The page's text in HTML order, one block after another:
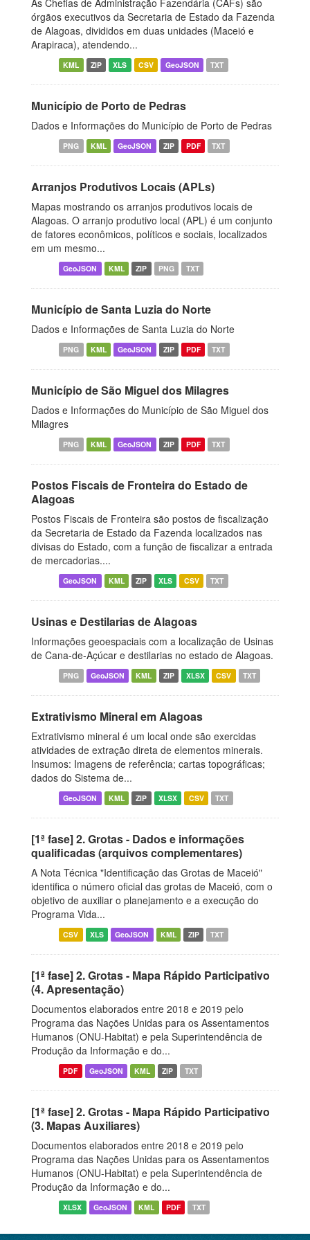
As Chefias de Administração Fazendária (CAFs) são
órgãos executivos da Secretaria de Estado da Fazenda
de Alagoas, divididos em duas unidades (Maceió e
Arapiraca), atendendo...
KML ZIP XLS CSV GeoJSON TXT
Município de Porto de Pedras
Dados e Informações do Município de Porto de Pedras
PNG KML GeoJSON ZIP PDF TXT
Arranjos Produtivos Locais (APLs)
Mapas mostrando os arranjos produtivos locais de
Alagoas. O arranjo produtivo local (APL) é um conjunto
de fatores econômicos, políticos e sociais, localizados
em um mesmo...
GeoJSON KML ZIP PNG TXT
Município de Santa Luzia do Norte
Dados e Informações de Santa Luzia do Norte
PNG KML GeoJSON ZIP PDF TXT
Município de São Miguel dos Milagres
Dados e Informações do Município de São Miguel dos
Milagres
PNG KML GeoJSON ZIP PDF TXT
Postos Fiscais de Fronteira do Estado de
Alagoas
Postos Fiscais de Fronteira são postos de fiscalização
da Secretaria de Estado da Fazenda localizados nas
divisas do Estado, com a função de fiscalizar a entrada
de mercadorias....
GeoJSON KML ZIP XLS CSV TXT
Usinas e Destilarias de Alagoas
Informações geoespaciais com a localização de Usinas
de Cana-de-Açúcar e destilarias no estado de Alagoas.
PNG GeoJSON KML ZIP XLSX CSV TXT
Extrativismo Mineral em Alagoas
Extrativismo mineral é um local onde são exercidas
atividades de extração direta de elementos minerais.
Insumos: Imagens de referência; cartas topográficas;
dados do Sistema de...
GeoJSON KML ZIP XLSX CSV TXT
[1ª fase] 2. Grotas - Dados e informações
qualificadas (arquivos complementares)
A Nota Técnica "Identificação das Grotas de Maceió"
identifica o número oficial das grotas de Maceió, com o
objetivo de auxiliar o planejamento e a execução do
Programa Vida...
CSV XLS GeoJSON KML ZIP TXT
[1ª fase] 2. Grotas - Mapa Rápido Participativo
(4. Apresentação)
Documentos elaborados entre 2018 e 2019 pelo
Programa das Nações Unidas para os Assentamentos
Humanos (ONU-Habitat) e pela Superintendência de
Produção da Informação e do...
PDF GeoJSON KML ZIP TXT
[1ª fase] 2. Grotas - Mapa Rápido Participativo
(3. Mapas Auxiliares)
Documentos elaborados entre 2018 e 2019 pelo
Programa das Nações Unidas para os Assentamentos
Humanos (ONU-Habitat) e pela Superintendência de
Produção da Informação e do...
XLSX GeoJSON KML PDF TXT